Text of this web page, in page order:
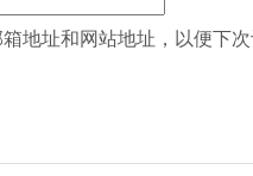
地址和网站地址，以便下次